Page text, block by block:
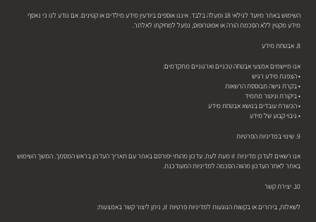
השימוש באתר מיועד לגילאי 18 ומעלה בלבד. איננו אוספים ביודעין מידע מילדים או קטינים. אם נודע לנו כי נאסף
מידע מקטין ללא הסכמת הורה או אפוטרופוס, נפעל למחיקתו לאלתר.
8. אבטחת מידע
אנו מיישמים אמצעי אבטחה טכניים וארגוניים מתקדמים:
• הצפנת מידע רגיש
• בקרת גישה מבוססת הרשאות
• ביקורת וניטור מתמיד
• הכשרת עובדים בנושא אבטחת מידע
• גיבוי קבוע של מידע
9. שינוי במדיניות הפרטיות
אנו רשאים לעדכן מדיניות זו מעת לעת. עדכון מהותי יפורסם באתר עם תאריך העדכון בראש המסמך. המשך השימוש
באתר לאחר העדכון מהווה הסכמה למדיניות המעודכנת.
10. יצירת קשר
לשאלות, בירורים או בקשות הנוגעות למדיניות פרטיות זו, ניתן ליצור קשר באמצעות: